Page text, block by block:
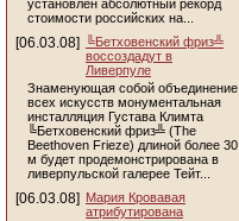
установлен абсолютный рекорд
стоимости российских на...
[06.03.08]
╚Бетховенский фриз╩
воссоздадут в
Ливерпуле
Знаменующая собой объединение
всех искусств монументальная
инсталляция Густава Климта
╚Бетховенский фриз╩ (The
Beethoven Frieze) длиной более 30
м будет продемонстрирована в
ливерпульской галерее Тейт...
[06.03.08] Мария Кровавая
атрибутирована